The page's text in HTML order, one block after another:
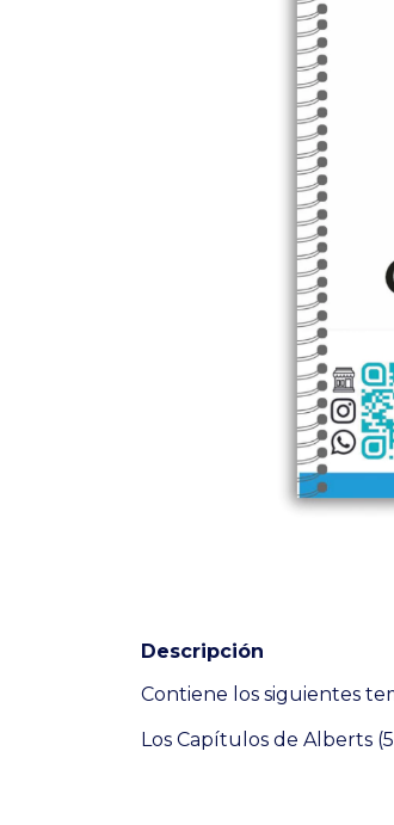
Descripción
Contiene los siguientes
Los Capítulos de Alberts